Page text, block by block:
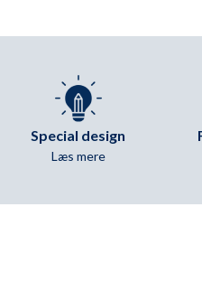
Special design
Læs mere